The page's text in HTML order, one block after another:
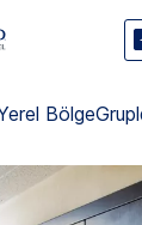
Bölge